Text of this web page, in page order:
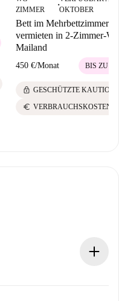
ZIMMER
■
OKTOBER
Bett im Mehrbettzimmer
vermieten in 2-Zimmer-
Mailand
450 €/Monat BIS ZU 5
lock GESCHÜTZTE KAUTION
euro VERBRAUCHSKOSTEN